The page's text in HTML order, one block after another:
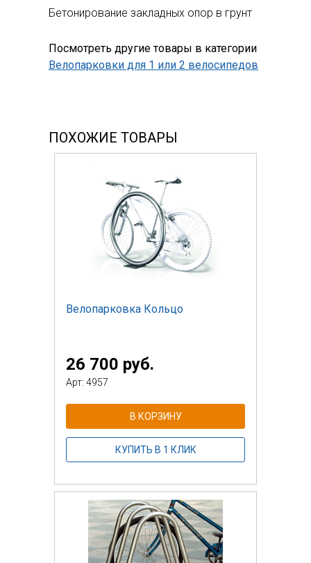
Бетонирование закладных опор в грунт
Посмотреть другие товары в категории
Велопарковки для 1 или 2 велосипедов
ПОХОЖИЕ ТОВАРЫ
Велопарковка Кольцо
26 700 руб.
Арт: 4957
В КОРЗИНУ
КУПИТЬ В 1 КЛИК